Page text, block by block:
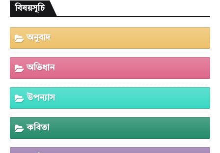
বিষয়সূচি
অনুবাদ
অভিধান
উপন্যাস
কবিতা